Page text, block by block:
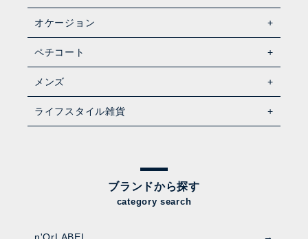
オケージョン
ペチコート
メンズ
ライフスタイル雑貨
ブランドから探す
category search